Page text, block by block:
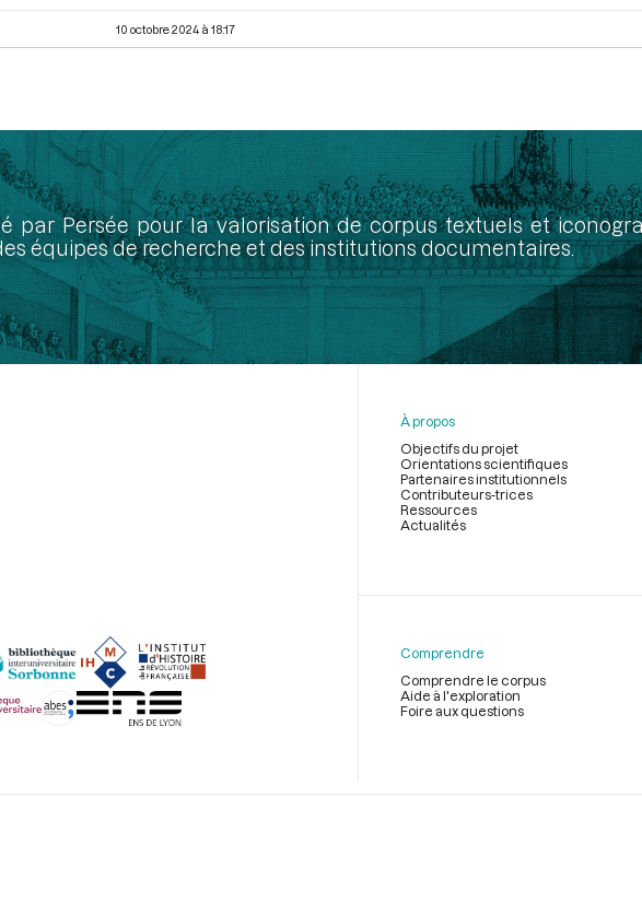
10 octobre 2024 à 18:17
par Persée pour la valorisation de corpus textuels et
équipes de recherche et des institutions documentaires.
page
À propos
Objectifs du projet
Orientations scientifiques
Partenaires institutionnels
Contributeurs-trices
Ressources
Actualités
Comprendre
Comprendre le corpus
Aide à l'exploration
Foire aux questions